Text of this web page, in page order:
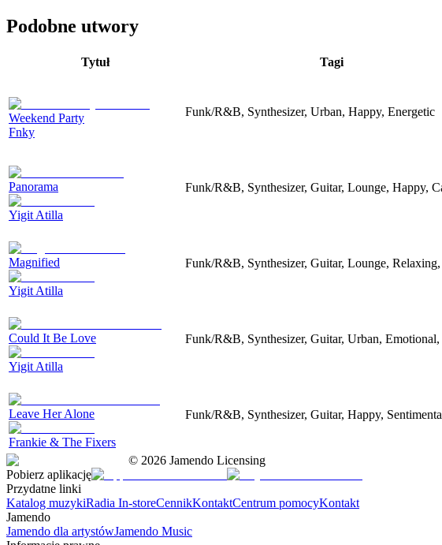
Podobne utwory
Tytuł Tagi
Weekend Party
Fnky
Funk/R&B, Synthesizer, Urban, Happy, Energetic
Panorama
Yigit Atilla
Funk/R&B, Synthesizer, Guitar, Lounge, Happy,
Magnified
Yigit Atilla
Funk/R&B, Synthesizer, Guitar, Lounge,
Could It Be Love
Yigit Atilla
Funk/R&B, Synthesizer, Guitar, Urban,
Leave Her Alone
Frankie & The Fixers
Funk/R&B, Synthesizer, Guitar, Happy,
© 2026 Jamendo Licensing
Pobierz aplikację
Przydatne linki
Katalog muzykiRadia In-storeCennikKontaktCentrum pomocyKontakt
Jamendo
Jamendo dla artystówJamendo Music